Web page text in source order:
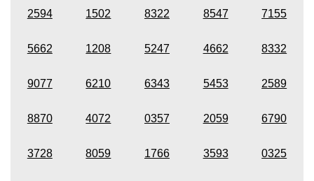
2594 1502 8322 8547 7155
5662 1208 5247 4662 8332
9077 6210 6343 5453 2589
8870 4072 0357 2059 6790
3728 8059 1766 3593 0325